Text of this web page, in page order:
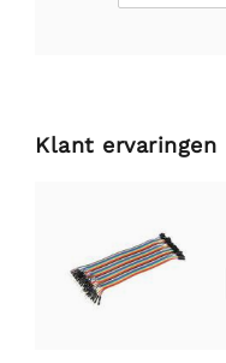
Klant ervaringen